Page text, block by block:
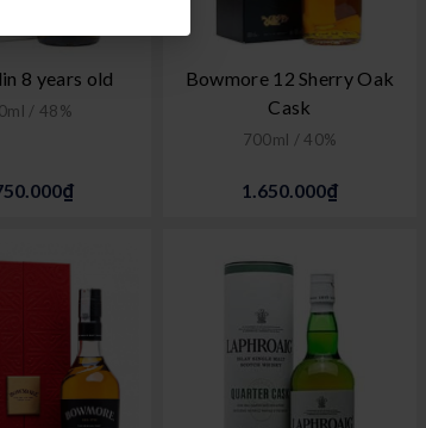
8 years old
/ 48%
Bowmore 12 Sherry Oak
Cask
700ml / 40%
1.650.000₫